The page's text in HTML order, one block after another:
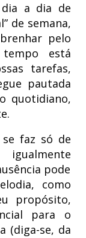
a dia de
de semana,
pelo
está
tarefas,
pautada
quotidiano,
faz só de
pode
como
propósito,
para o
(diga-se, da